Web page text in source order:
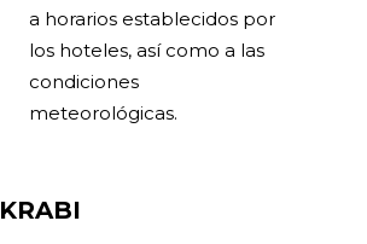
a horarios establecidos por
los hoteles, así como a las
condiciones
meteorológicas.
KRABI